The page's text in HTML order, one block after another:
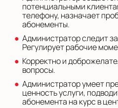
потенциальными
телефону, назначает
абонементы.
Администратор следит
Регулирует рабочие
Корректно и
вопросы.
Администратор умеет
ценность услуги,
абонемента на курс в